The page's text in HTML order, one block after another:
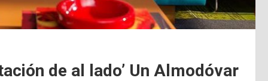
de al lado’ Un Almodóvar